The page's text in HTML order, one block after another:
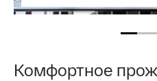
Комфортное